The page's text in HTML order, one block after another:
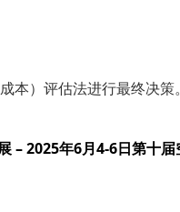
）评估法进行最终决策。
– 2025年6月4-6日第十